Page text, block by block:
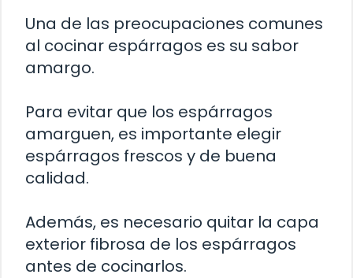
Una de las preocupaciones comunes
al cocinar espárragos es su sabor
amargo.
Para evitar que los espárragos
amarguen, es importante elegir
espárragos frescos y de buena
calidad.
Además, es necesario quitar la capa
exterior fibrosa de los espárragos
antes de cocinarlos.